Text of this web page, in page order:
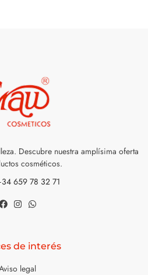
Descubre nuestra amplísima oferta
cosméticos.
659 78 32 71
de interés
legal